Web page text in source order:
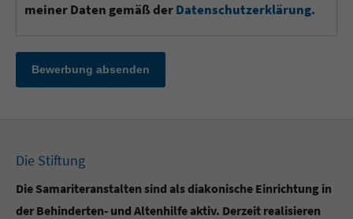
meiner Daten gemäß derDatenschutzerklärung.
Bewerbung absenden
Die Stiftung
Die Samariteranstalten sind als diakonische Einrichtung in
der Behinderten- und Altenhilfe aktiv. Derzeit realisieren